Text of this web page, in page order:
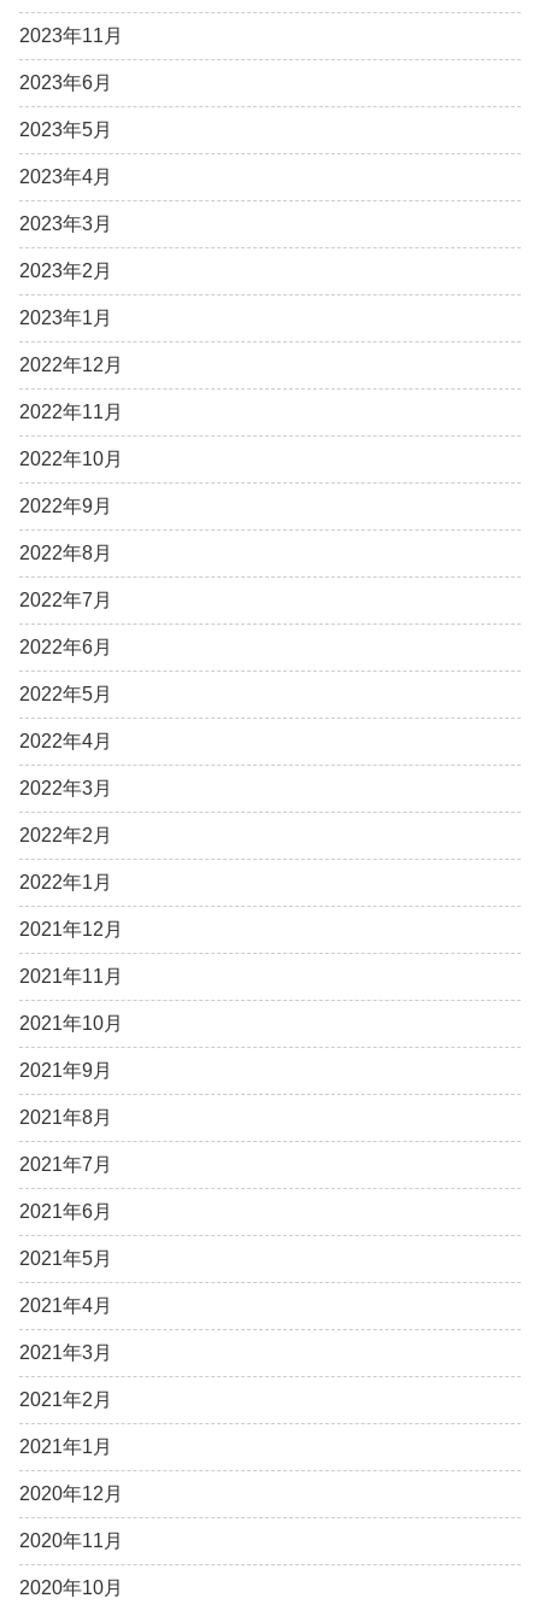
2023年11月
2023年6月
2023年5月
2023年4月
2023年3月
2023年2月
2023年1月
2022年12月
2022年11月
2022年10月
2022年9月
2022年8月
2022年7月
2022年6月
2022年5月
2022年4月
2022年3月
2022年2月
2022年1月
2021年12月
2021年11月
2021年10月
2021年9月
2021年8月
2021年7月
2021年6月
2021年5月
2021年4月
2021年3月
2021年2月
2021年1月
2020年12月
2020年11月
2020年10月